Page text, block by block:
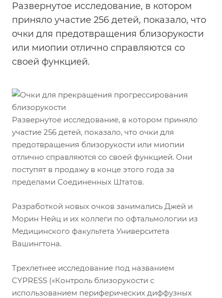
Развернутое исследование, в котором
приняло участие 256 детей, показало, что
очки для предотвращения близорукости
или миопии отлично справляются со
своей функцией.
Развернутое исследование, в котором приняло
участие 256 детей, показало, что очки для
предотвращения близорукости или миопии
отлично справляются со своей функцией. Они
поступят в продажу в конце этого года за
пределами Соединенных Штатов.
Разработкой новых очков занимались Джей и
Морин Нейц и их коллеги по офтальмологии из
Медицинского факультета Университета
Вашингтона.
Трехлетнее исследование под названием
CYPRESS («Контроль близорукости с
использованием периферических диффузных